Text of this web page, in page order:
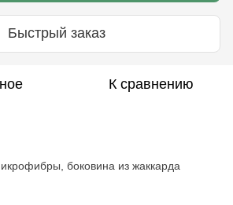
Быстрый заказ
К сравнению
боковина из жаккарда